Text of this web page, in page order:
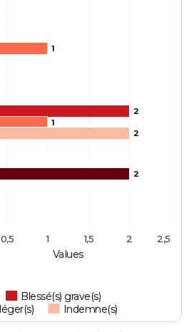
Values
2
2
1
1
2
Blessé(s) grave(s)
Indemne(s)
0,5 1 1,5 2 2,5